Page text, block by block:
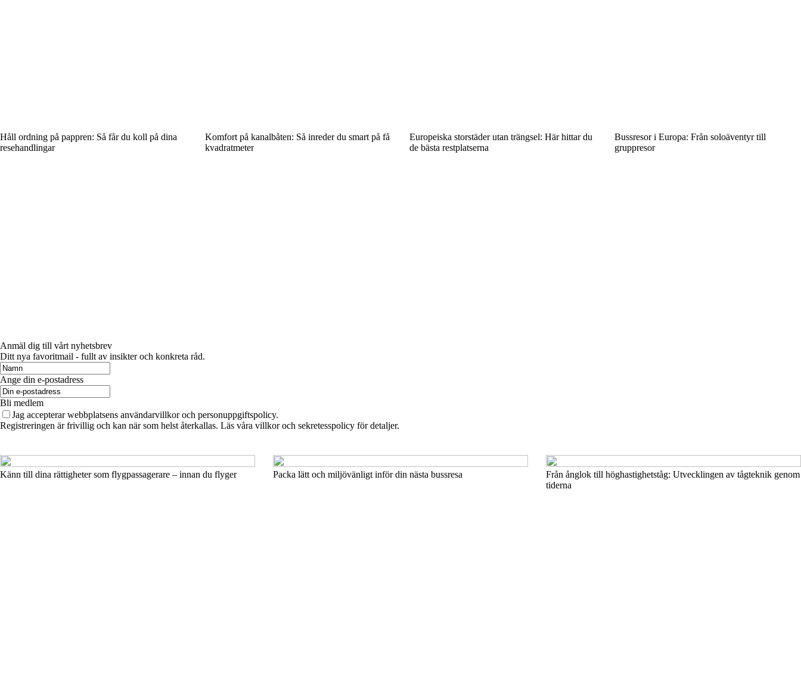
Håll ordning på pappren: Så får du koll på dina
resehandlingar
Komfort på kanalbåten: Så inreder du smart på få
kvadratmeter
Europeiska storstäder utan trängsel: Här hittar du
de bästa restplatserna
Bussresor i Europa: Från soloäventyr till
gruppresor
Anmäl dig till vårt nyhetsbrev
Ditt nya favoritmail - fullt av insikter och konkreta råd.
Ange din e-postadress
Bli medlem
Jag accepterar webbplatsens användarvillkor och personuppgiftspolicy.
Registreringen är frivillig och kan när som helst återkallas. Läs våra villkor och sekretesspolicy för detaljer.
Känn till dina rättigheter som flygpassagerare – innan du flyger Packa lätt och miljövänligt inför din nästa bussresa
Från ånglok till höghastighetståg: Utvecklingen av tågteknik genom
tiderna